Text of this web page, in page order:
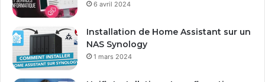
s
e
6 avril 2024
Installation de Home Assistant sur un
NAS Synology
1 mars 2024